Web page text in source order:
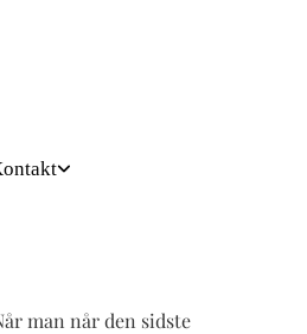
man når den sidste